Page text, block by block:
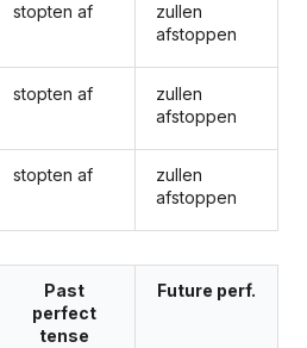
stopten af
stopten af
stopten af
zullen
afstoppen
zullen
afstoppen
zullen
afstoppen
Past
perfect
tense
Future perf.